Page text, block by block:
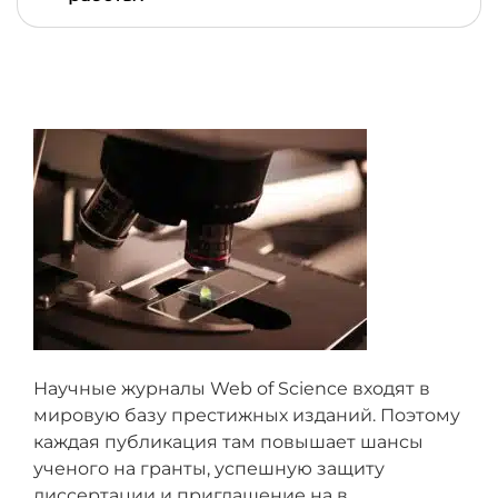
на этой странице, и он попросит менеджера
ответить вам вне очереди
Научные журналы Web of Science входят в
мировую базу престижных изданий. Поэтому
каждая публикация там повышает шансы
ученого на гранты, успешную защиту